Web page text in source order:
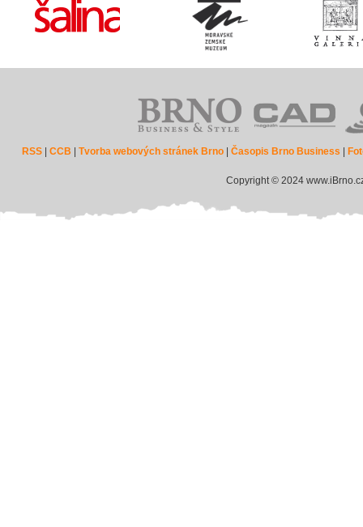
RSS |CCB |Tvorba webových stránek Brno |Časopis Brno Business
Copyright © 2024